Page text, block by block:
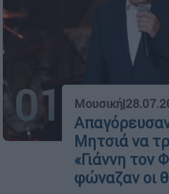
01 Μουσική|
Μητσιά να
«Γιάννη τον
φώναζαν οι